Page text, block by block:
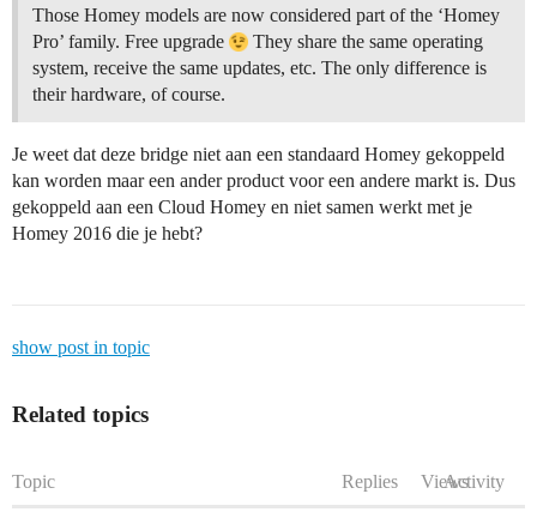
Those Homey models are now considered part of the ‘Homey
Pro’ family. Free upgrade
They share the same operating
system, receive the same updates, etc. The only difference is
their hardware, of course.
Je weet dat deze bridge niet aan een standaard Homey gekoppeld
kan worden maar een ander product voor een andere markt is. Dus
gekoppeld aan een Cloud Homey en niet samen werkt met je
Homey 2016 die je hebt?
show post in topic
Related topics
Topic Replies ViewsActivity